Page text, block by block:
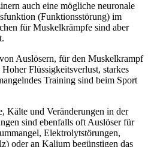
auch eine mögliche neuronale
(Funktionsstörung) im
für Muskelkrämpfe sind aber
Auslösern, für den Muskelkrampf
Flüssigkeitsverlust, starkes
Training sind beim Sport
Kälte und Veränderungen in der
sind ebenfalls oft Auslöser für
Elektrolytstörungen,
oder an Kalium begünstigen das